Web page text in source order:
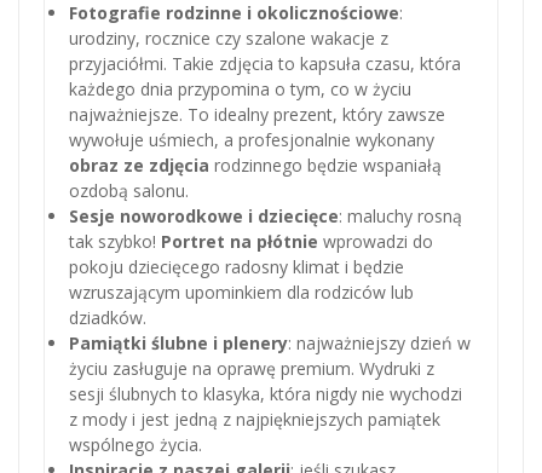
Fotografie rodzinne i okolicznościowe:
urodziny, rocznice czy szalone wakacje z
przyjaciółmi. Takie zdjęcia to kapsuła czasu, która
każdego dnia przypomina o tym, co w życiu
najważniejsze. To idealny prezent, który zawsze
wywołuje uśmiech, a profesjonalnie wykonany
obraz ze zdjęcia rodzinnego będzie wspaniałą
ozdobą salonu.
Sesje noworodkowe i dziecięce: maluchy rosną
tak szybko! Portret na płótnie wprowadzi do
pokoju dziecięcego radosny klimat i będzie
wzruszającym upominkiem dla rodziców lub
dziadków.
Pamiątki ślubne i plenery: najważniejszy dzień w
życiu zasługuje na oprawę premium. Wydruki z
sesji ślubnych to klasyka, która nigdy nie wychodzi
z mody i jest jedną z najpiękniejszych pamiątek
wspólnego życia.